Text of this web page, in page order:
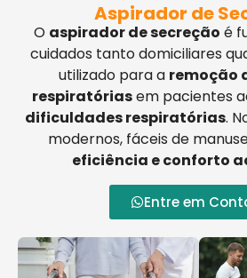
Aspirador de
O aspirador de secreção é
cuidados tanto domiciliares
utilizado para a remoção
respiratóriasem pacientes
dificuldades respiratórias.
modernos, fáceis de
eficiência e conforto
Entre em